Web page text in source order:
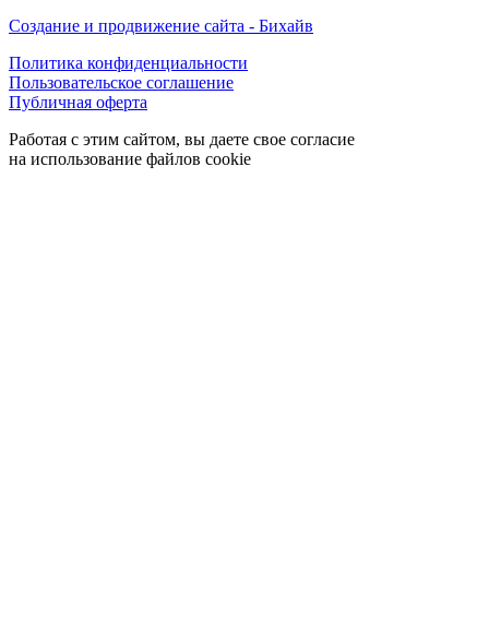
Создание и продвижение сайта - Бихайв
Политика конфиденциальности
Пользовательское соглашение
Публичная оферта
Работая с этим сайтом, вы даете свое согласие
на использование файлов cookie